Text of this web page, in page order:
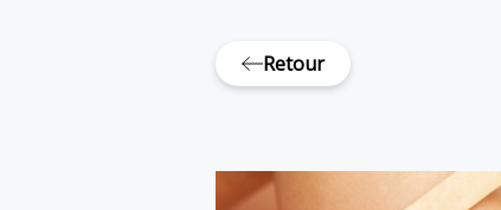
Retour